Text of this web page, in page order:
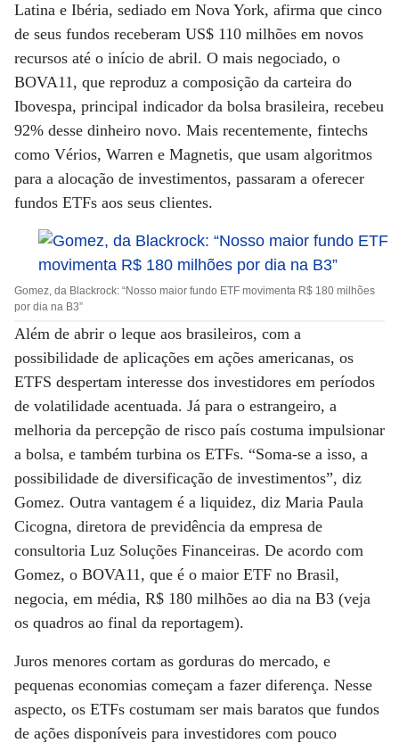
Latina e Ibéria, sediado em Nova York, afirma que cinco
de seus fundos receberam US$ 110 milhões em novos
recursos até o início de abril. O mais negociado, o
BOVA11, que reproduz a composição da carteira do
Ibovespa, principal indicador da bolsa brasileira, recebeu
92% desse dinheiro novo. Mais recentemente, fintechs
como Vérios, Warren e Magnetis, que usam algoritmos
para a alocação de investimentos, passaram a oferecer
fundos ETFs aos seus clientes.
Gomez, da Blackrock: “Nosso maior fundo ETF movimenta R$ 180 milhões
por dia na B3”
Além de abrir o leque aos brasileiros, com a
possibilidade de aplicações em ações americanas, os
ETFS despertam interesse dos investidores em períodos
de volatilidade acentuada. Já para o estrangeiro, a
melhoria da percepção de risco país costuma impulsionar
a bolsa, e também turbina os ETFs. “Soma-se a isso, a
possibilidade de diversificação de investimentos”, diz
Gomez. Outra vantagem é a liquidez, diz Maria Paula
Cicogna, diretora de previdência da empresa de
consultoria Luz Soluções Financeiras. De acordo com
Gomez, o BOVA11, que é o maior ETF no Brasil,
negocia, em média, R$ 180 milhões ao dia na B3 (veja
os quadros ao final da reportagem).
Juros menores cortam as gorduras do mercado, e
pequenas economias começam a fazer diferença. Nesse
aspecto, os ETFs costumam ser mais baratos que fundos
de ações disponíveis para investidores com pouco